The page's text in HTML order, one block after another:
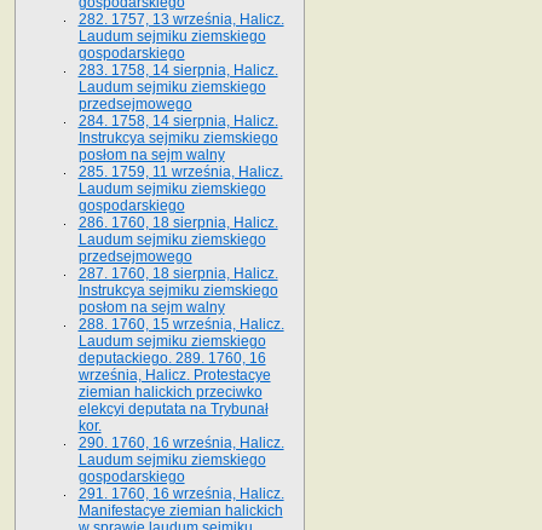
282. 1757, 13 września, Halicz.
Laudum sejmiku ziemskiego
gospodarskiego
283. 1758, 14 sierpnia, Halicz.
Laudum sejmiku ziemskiego
przedsejmowego
284. 1758, 14 sierpnia, Halicz.
Instrukcya sejmiku ziemskiego
posłom na sejm walny
285. 1759, 11 września, Halicz.
Laudum sejmiku ziemskiego
gospodarskiego
286. 1760, 18 sierpnia, Halicz.
Laudum sejmiku ziemskiego
przedsejmowego
287. 1760, 18 sierpnia, Halicz.
Instrukcya sejmiku ziemskiego
posłom na sejm walny
288. 1760, 15 września, Halicz.
Laudum sejmiku ziemskiego
deputackiego. 289. 1760, 16
września, Halicz. Protestacye
ziemian halickich przeciwko
elekcyi deputata na Trybunał
kor.
290. 1760, 16 września, Halicz.
Laudum sejmiku ziemskiego
gospodarskiego
291. 1760, 16 września, Halicz.
Manifestacye ziemian halickich